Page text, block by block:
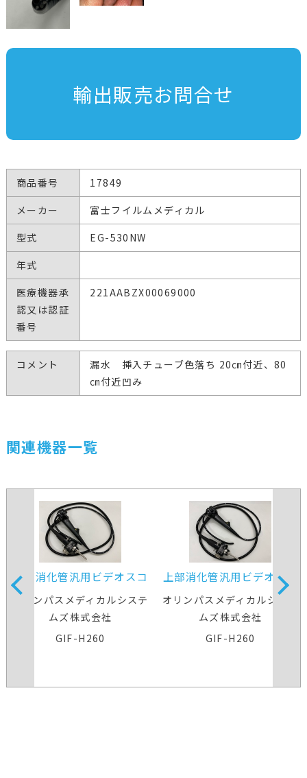
輸出販売お問合せ
商品番号
17849
メーカー
富士フイルムメディカル
型式
EG-530NW
年式
医療機器承
認又は認証
番号
221AABZX00069000
コメント
漏水 挿入チューブ色落ち 20㎝付近、80
㎝付近凹み
関連機器一覧
上部消化管汎用ビデオスコ
ープ
オリンパスメディカルシステ
ムズ株式会社
GIF-H260
上部消化管汎用ビデオスコ
ープ
オリンパスメディカルシステ
ムズ株式会社
GIF-H260